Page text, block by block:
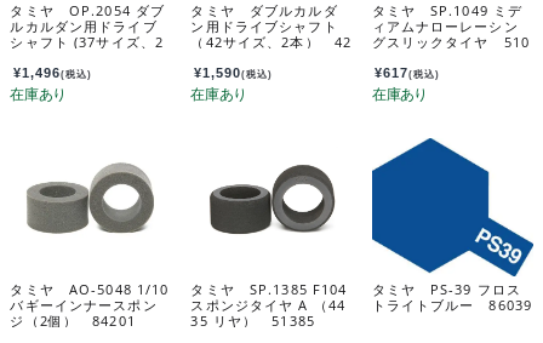
タミヤ OP.2054 ダブ
ルカルダン用ドライブ
シャフト (37サイズ、2
¥1,496(税込)
タミヤ ダブルカルダ
ン用ドライブシャフト
（42サイズ、2本） 42
¥1,590(税込)
タミヤ SP.1049 ミデ
ィアムナローレーシン
グスリックタイヤ 510
¥617(税込)
タミヤ AO-5048 1/10
バギーインナースポン
ジ（2個） 84201
タミヤ SP.1385 F104
スポンジタイヤ A （44
35 リヤ） 51385
タミヤ PS-39 フロス
トライトブルー 86039